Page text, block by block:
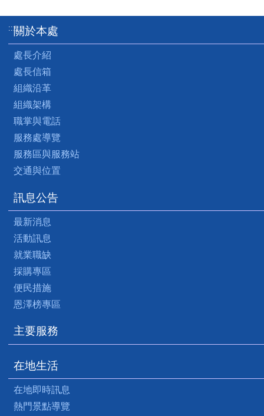
:::關於本處
處長介紹
處長信箱
組織沿革
組織架構
職掌與電話
服務處導覽
服務區與服務站
交通與位置
訊息公告
最新消息
活動訊息
就業職缺
採購專區
便民措施
恩澤榜專區
主要服務
在地生活
在地即時訊息
熱門景點導覽